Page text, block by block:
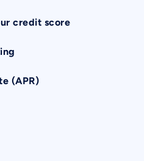
credit score
(APR)